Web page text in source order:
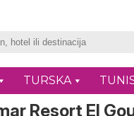
TURSKA
Resort El